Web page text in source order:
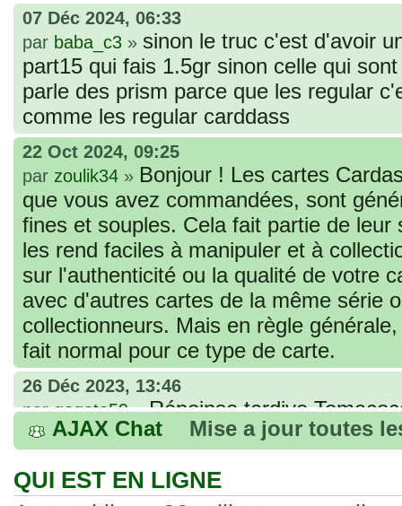
07 Déc 2024, 06:33
par baba_c3 » sinon le truc c'est d'avoir
part15 qui fais 1.5gr sinon celle qui
parle des prism parce que les regular
comme les regular carddass
22 Oct 2024, 09:25
par zoulik34 » Bonjour ! Les cartes
que vous avez commandées, sont
fines et souples. Cela fait partie de
les rend faciles à manipuler et à
sur l'authenticité ou la qualité de votre
avec d'autres cartes de la même série
collectionneurs. Mais en règle
fait normal pour ce type de carte.
26 Déc 2023, 13:46
pargogeta59»Répoinse tardive
acheter une réédition de cette Hondan ?
02 Juin 2023, 14:17
parTomacoco»Bonjour j'ai commandé
AJAX Chat Mise a jour toutes
QUI EST EN LIGNE